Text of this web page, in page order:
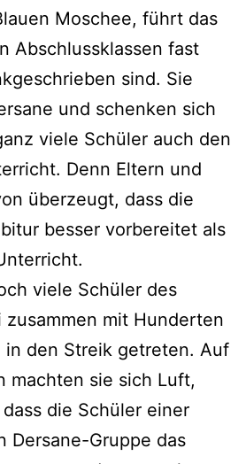
Moschee, führt das
Abschlussklassen fast
sind. Sie
und schenken sich
viele Schüler auch den
Denn Eltern und
überzeugt, dass die
besser vorbereitet als
viele Schüler des
zusammen mit Hunderten
in den Streik getreten. Auf
machten sie sich Luft,
die Schüler einer
Dersane-Gruppe das